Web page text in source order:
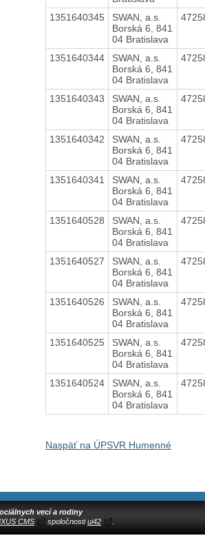
1351640345
SWAN, a.s.
Borská 6, 841
04 Bratislava
1351640344
SWAN, a.s.
Borská 6, 841
04 Bratislava
1351640343
SWAN, a.s.
Borská 6, 841
04 Bratislava
1351640342
SWAN, a.s.
Borská 6, 841
04 Bratislava
1351640341
SWAN, a.s.
Borská 6, 841
04 Bratislava
1351640528
SWAN, a.s.
Borská 6, 841
04 Bratislava
1351640527
SWAN, a.s.
Borská 6, 841
04 Bratislava
1351640526
SWAN, a.s.
Borská 6, 841
04 Bratislava
1351640525
SWAN, a.s.
Borská 6, 841
04 Bratislava
1351640524
SWAN, a.s.
Borská 6, 841
04 Bratislava
Naspäť na ÚPSVR Humenné
vecí a rodiny
CMS spoločnostiui42